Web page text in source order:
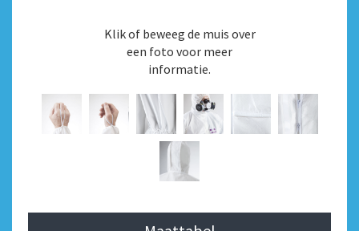
Klik of beweeg de muis over
een foto voor meer
informatie.